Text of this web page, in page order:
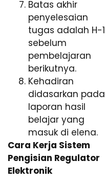
Batas akhir
penyelesaian
tugas adalah H-1
sebelum
pembelajaran
berikutnya.
Kehadiran
didasarkan pada
laporan hasil
belajar yang
masuk di elena.
Cara Kerja Sistem
Pengisian Regulator
Elektronik